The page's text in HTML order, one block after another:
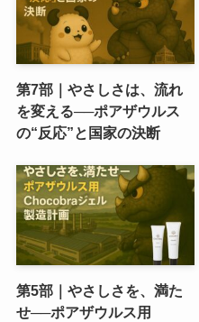
第7部｜やさしさは、流れ
を変える──ポアザウルス
の“反応”と国家の決断
第5部｜やさしさを、満た
せ──ポアザウルス用